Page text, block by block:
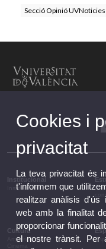
Secció Opinió UVNoticies
Institucional
Institucional
Cultura
Arts escèniques
Cookies i
privacitat
La teva privacitat és
t'informem que
realitzar anàlisis d'ús
web amb la finalitat
proporcionar
el nostre trànsit. Per